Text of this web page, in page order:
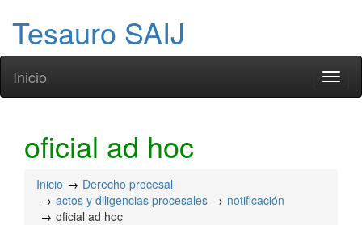
Tesauro SAIJ
Inicio
oficial ad hoc
Inicio
Derecho procesal
actos y diligencias procesales
notificación
oficial ad hoc